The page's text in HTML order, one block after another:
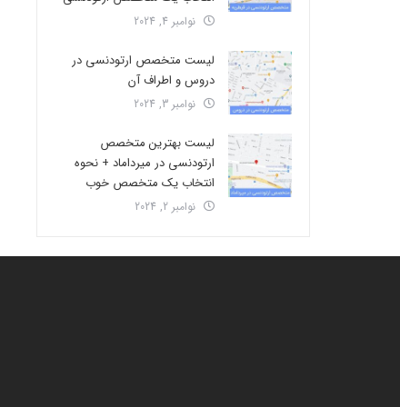
نوامبر 4, 2024
لیست متخصص ارتودنسی در
دروس و اطراف آن
نوامبر 3, 2024
لیست بهترین متخصص
ارتودنسی در میرداماد + نحوه
انتخاب یک متخصص خوب
نوامبر 2, 2024